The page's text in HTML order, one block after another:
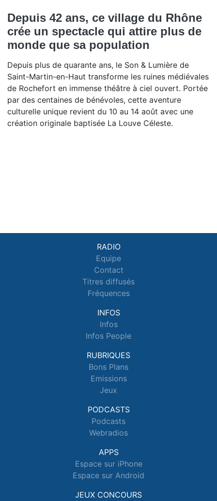
Depuis 42 ans, ce village du Rhône
crée un spectacle qui attire plus de
monde que sa population
Depuis plus de quarante ans, le Son & Lumière de
Saint-Martin-en-Haut transforme les ruines médiévales
de Rochefort en immense théâtre à ciel ouvert. Portée
par des centaines de bénévoles, cette aventure
culturelle unique revient du 10 au 14 août avec une
création originale baptisée La Louve Céleste.
RADIO
Equipe
Contact
Titres diffusés
Fréquences
INFOS
Infos
Infos People
RUBRIQUES
Bons Plans
Emissions
Jeux
PODCASTS
Podcasts
Webradios
APPS
Espace sur iPhone
Espace sur Android
JEUX CONCOURS